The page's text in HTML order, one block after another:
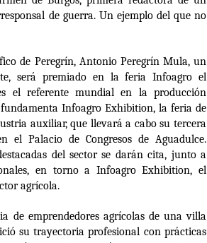
de guerra. Un ejemplo del que no
de Peregrín, Antonio Peregrín Mula, un
será premiado en la feria Infoagro el
el referente mundial en la producción
Infoagro Exhibition, la feria de
auxiliar, que llevará a cabo su tercera
Palacio de Congresos de Aguadulce.
del sector se darán cita, junto a
en torno a Infoagro Exhibition, el
agrícola.
de emprendedores agrícolas de una villa
su trayectoria profesional con prácticas